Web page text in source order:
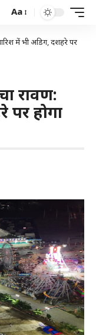
Aa
में भी अडिग, दशहरे पर
रावण:
पर होगा